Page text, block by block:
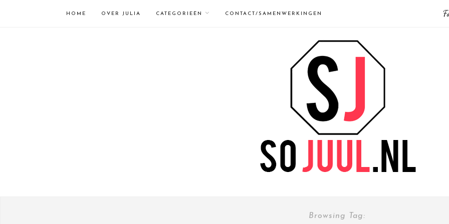
HOME OVER JULIA CATEGORIEËN CONTACT/SAMENWERKINGEN
Browsing Tag: